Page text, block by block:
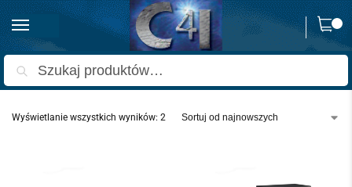
0
Strona główna Produkty oznaczone “multiroom”
Wyświetlanie wszystkich wyników: 2